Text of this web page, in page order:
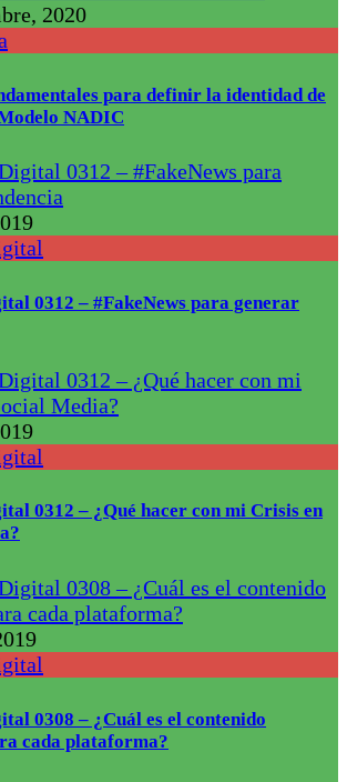
2020
para definir la identidad de
NADIC
0312 – #FakeNews para generar
0312 – ¿Qué hacer con mi Crisis en
0308 – ¿Cuál es el contenido
cada plataforma?